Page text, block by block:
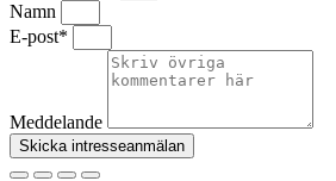
Namn
E-post*
Meddelande
Skicka intresseanmälan